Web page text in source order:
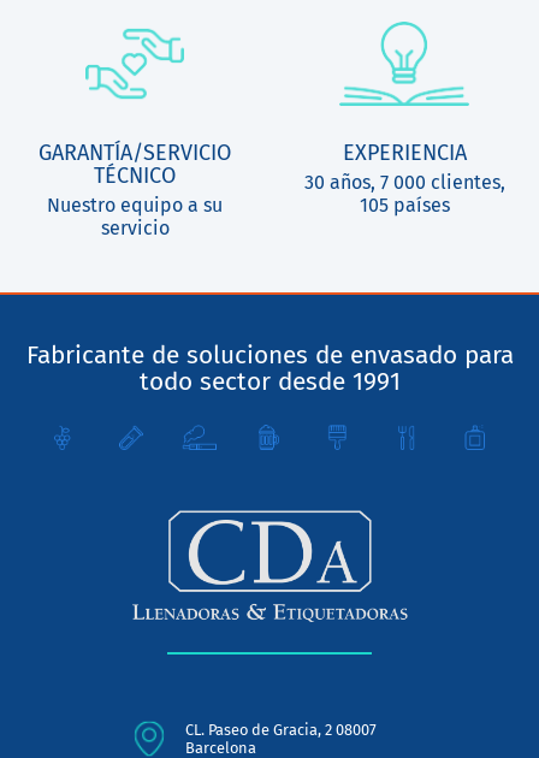
GARANTÍA/SERVICIO
TÉCNICO
Nuestro equipo a su
servicio
EXPERIENCIA
30 años, 7 000 clientes,
105 países
Fabricante de soluciones de envasado para
todo sector desde 1991
CL. Paseo de Gracia, 2 08007
Barcelona